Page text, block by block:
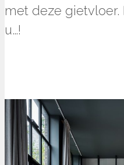
met deze gietvloer.
u…!